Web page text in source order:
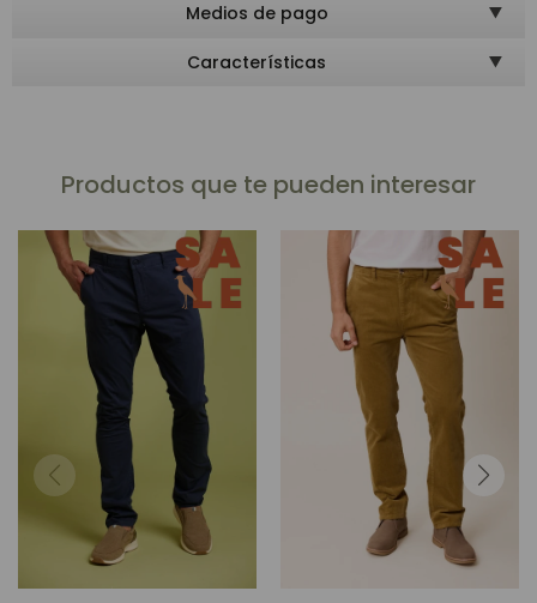
Medios de pago
Características
Productos que te pueden interesar